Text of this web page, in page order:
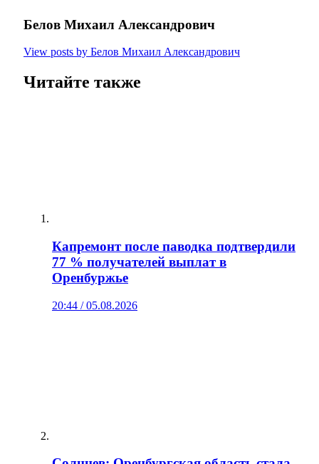
Белов Михаил Александрович
View posts by Белов Михаил Александрович
Читайте также
Капремонт после паводка подтвердили
77 % получателей выплат в
Оренбуржье
20:44 / 05.08.2026